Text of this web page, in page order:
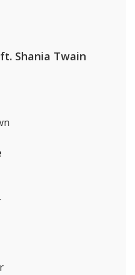
Shania Twain